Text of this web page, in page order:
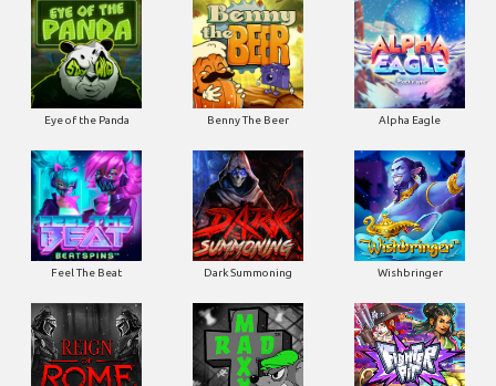
Eye of the Panda Benny The Beer Alpha Eagle
Feel The Beat Dark Summoning Wishbringer